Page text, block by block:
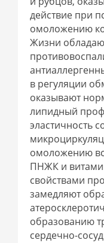
действие при
омоложению
Жизни
в регуляции
оказывают
липидный
эластичность
омоложению
ПНЖК и
свойствами
замедляют
образованию
сердечно-